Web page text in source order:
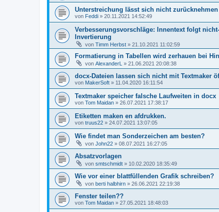
Unterstreichung lässt sich nicht zurücknehmen
von Feddi » 20.11.2021 14:52:49
Verbesserungsvorschläge: Innentext folgt
Invertierung
von Timm Herbst » 21.10.2021 11:02:59
Formatierung in Tabellen wird zerhauen bei
von AlexanderL » 21.06.2021 20:08:38
docx-Dateien lassen sich nicht mit Textmaker
von MakerSoft » 11.04.2020 16:11:54
Textmaker speicher falsche Laufweiten in docx
von Tom Maidan » 26.07.2021 17:38:17
Etiketten maken en afdrukken.
von truus22 » 24.07.2021 13:07:05
Wie findet man Sonderzeichen am besten?
von John22 » 08.07.2021 16:27:05
Absatzvorlagen
von smtschmidt » 10.02.2020 18:35:49
Wie vor einer blattfüllenden Grafik schreiben?
von berti halbhirn » 26.06.2021 22:19:38
Fenster teilen??
von Tom Maidan » 27.05.2021 18:48:03